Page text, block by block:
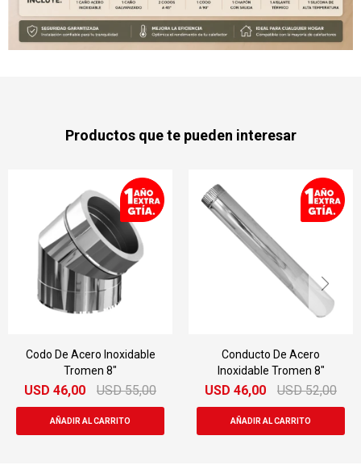
Productos que te pueden interesar
Codo De Acero Inoxidable
Tromen 8"
USD 46,00 USD 55,00
Conducto De Acero
Inoxidable Tromen 8"
USD 46,00 USD 52,00